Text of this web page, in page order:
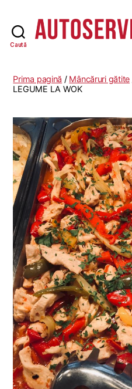
Caută
Prima pagină / Mâncăruri gătite
LEGUME LA WOK